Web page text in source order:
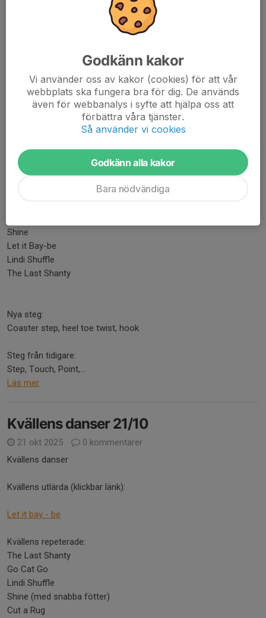
Kvällens danser 28/10
28 okt 2025
0 kommentarer
Kvällens utlärda (klickbar länk):
Hoedown
Shine
Let it Bay-be
Lindi Shuffle
The Last Shanty
Nya steg:
Coaster step, heel toe twist, hook
Steg från tidigare:
Step, Touch, Point,...
Läs mer
Kvällens danser 21/10
21 okt 2025
0 kommentarer
Kvällens danser
Kvällens utlärda (klickbar länk):
Let it bay - be
Kvällens repeterade:
The Last Shanty
Go Cat Go
Lindi Shuffle
Shine (med snabba fötter)
Cut a Rug
Godkänn kakor
Vi använder oss av kakor (cookies) för att vår
webbplats ska fungera bra för dig. De används
även för webbanalys i syfte att hjälpa oss att
förbättra våra tjänster.
Så använder vi cookies
Godkänn alla kakor
Bara nödvändiga